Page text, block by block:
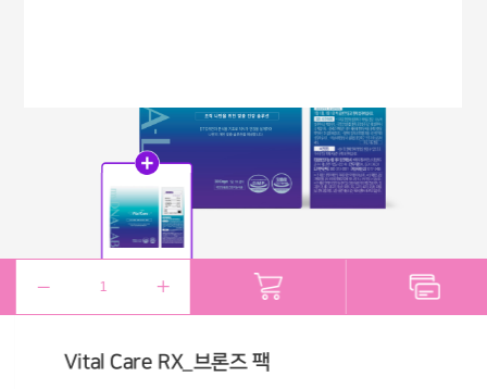
Vital Care RX_브론즈 팩